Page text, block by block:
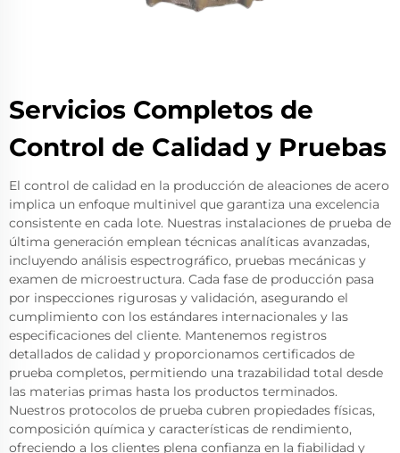
Servicios Completos de
Control de Calidad y Pruebas
El control de calidad en la producción de aleaciones de acero
implica un enfoque multinivel que garantiza una excelencia
consistente en cada lote. Nuestras instalaciones de prueba de
última generación emplean técnicas analíticas avanzadas,
incluyendo análisis espectrográfico, pruebas mecánicas y
examen de microestructura. Cada fase de producción pasa
por inspecciones rigurosas y validación, asegurando el
cumplimiento con los estándares internacionales y las
especificaciones del cliente. Mantenemos registros
detallados de calidad y proporcionamos certificados de
prueba completos, permitiendo una trazabilidad total desde
las materias primas hasta los productos terminados.
Nuestros protocolos de prueba cubren propiedades físicas,
composición química y características de rendimiento,
ofreciendo a los clientes plena confianza en la fiabilidad y